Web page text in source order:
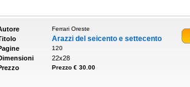
Ferrari Oreste
Arazzi del seicento e settecento
120
22x28
Prezzo € 30.00